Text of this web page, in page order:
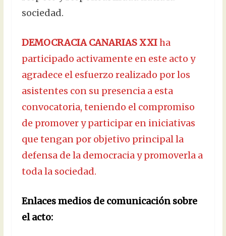
sociedad.
DEMOCRACIA CANARIAS XXIha
participado activamente en este acto y
agradece el esfuerzo realizado por los
asistentes con su presencia a esta
convocatoria, teniendo el compromiso
de promover y participar en iniciativas
que tengan por objetivo principal la
defensa de la democracia y promoverla a
toda la sociedad.
Enlaces medios de comunicación sobre
el acto: